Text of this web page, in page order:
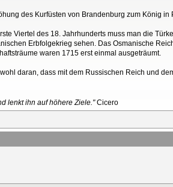
des Kurfüsten von Brandenburg zum König in
Viertel des 18. Jahrhunderts muss man die
Erbfolgekrieg sehen. Das Osmanische
waren 1715 erst einmal ausgeträumt.
daran, dass mit dem Russischen Reich und
lenkt ihn auf höhere Ziele."Cicero